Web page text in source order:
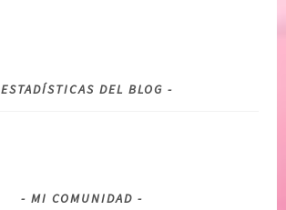
ESTADÍSTICAS DEL BLOG
MI COMUNIDAD